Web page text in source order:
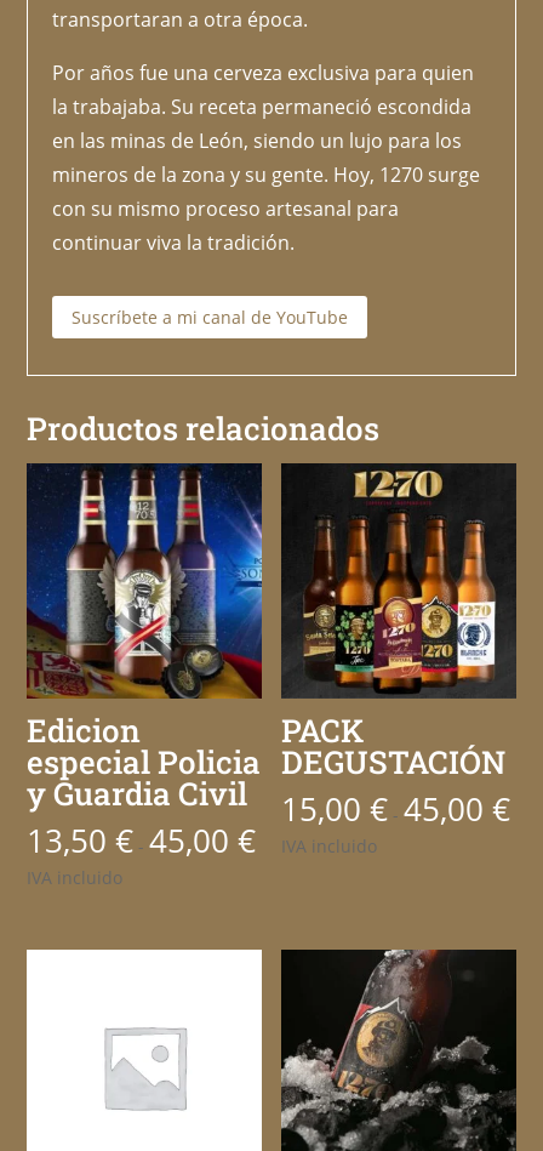
transportaran a otra época.
Por años fue una cerveza exclusiva para quien
la trabajaba. Su receta permaneció escondida
en las minas de León, siendo un lujo para los
mineros de la zona y su gente. Hoy, 1270 surge
con su mismo proceso artesanal para
continuar viva la tradición.
Suscríbete a mi canal de YouTube
Productos relacionados
Edicion
especial Policia
y Guardia Civil
13,50€ - 45,00€Rango
IVA incluido
PACK
DEGUSTACIÓN
15,00€ - 45,00€
IVA incluido